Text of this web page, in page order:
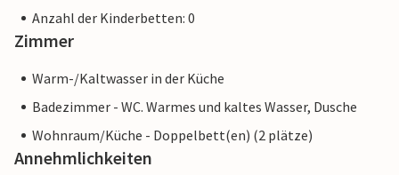
Anzahl der Kinderbetten: 0
Zimmer
Warm-/Kaltwasser in der Küche
Badezimmer - WC. Warmes und kaltes Wasser, Dusche
Wohnraum/Küche - Doppelbett(en) (2 plätze)
Annehmlichkeiten